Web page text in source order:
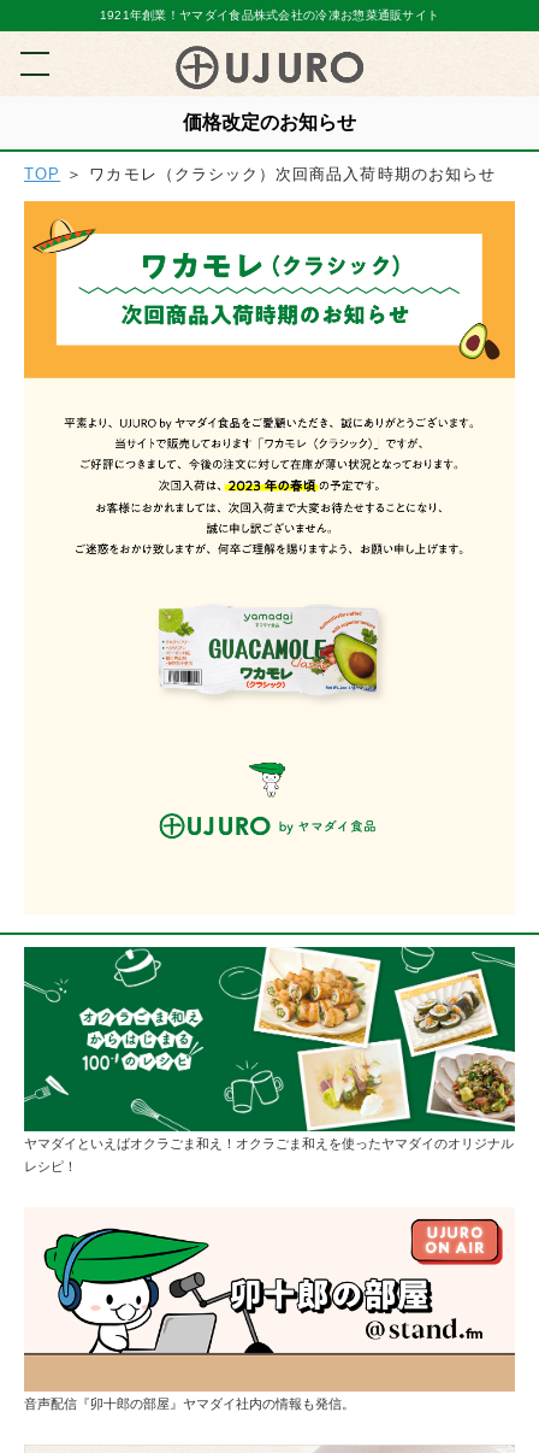
1921年創業！ヤマダイ食品株式会社の冷凍お惣菜通販サイト
価格改定のお知らせ
TOP ＞ ワカモレ（クラシック）次回商品入荷時期のお知らせ
ヤマダイといえばオクラごま和え！オクラごま和えを使ったヤマダイのオリジナル
レシピ！
音声配信『卯十郎の部屋』ヤマダイ社内の情報も発信。